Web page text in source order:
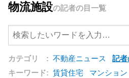
物流施設の記者の目一覧
カテゴリ : 不動産ニュース 記者
キーワード: 賃貸住宅 マンション